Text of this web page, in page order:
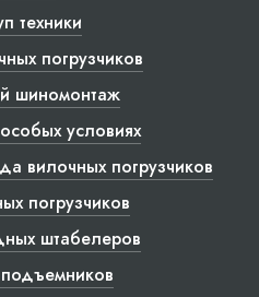
техники
погрузчиков
шиномонтаж
условиях
вилочных погрузчиков
погрузчиков
штабелеров